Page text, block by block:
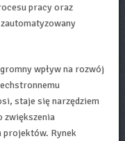
pracy oraz
wpływ na rozwój
staje się narzędziem
zwiększenia
Rynek